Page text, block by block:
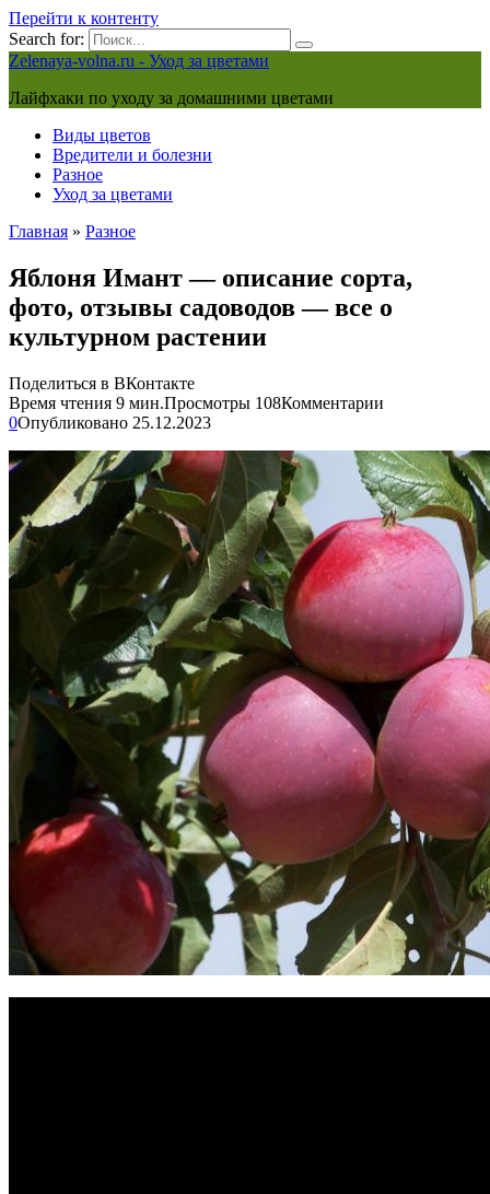
Перейти к контенту
Search for:
Zelenaya-volna.ru - Уход за цветами
Лайфхаки по уходу за домашними цветами
Виды цветов
Вредители и болезни
Разное
Уход за цветами
Главная » Разное
Яблоня Имант — описание сорта,
фото, отзывы садоводов — все о
культурном растении
Поделиться в ВКонтакте
Время чтения 9 мин.Просмотры 108Комментарии
0Опубликовано 25.12.2023